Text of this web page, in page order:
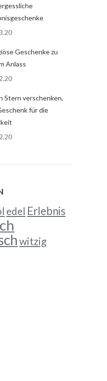
Geschenke zu
Anlass
Stern verschenken,
für die
edel Erlebnis
witzig